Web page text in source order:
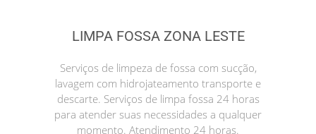
LIMPA FOSSA ZONA LESTE
Serviços de limpeza de fossa com sucção,
lavagem com hidrojateamento transporte e
descarte. Serviços de limpa fossa 24 horas
para atender suas necessidades a qualquer
momento. Atendimento 24 horas.